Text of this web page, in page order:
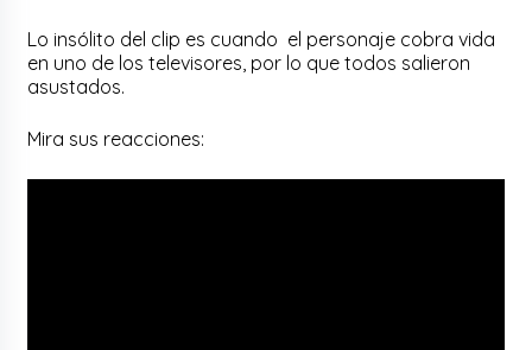
Lo insólito del clip es cuando el personaje cobra vida
en uno de los televisores, por lo que todos salieron
asustados.
Mira sus reacciones: